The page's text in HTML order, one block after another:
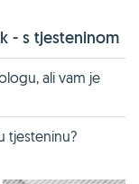
- s tjesteninom
ali vam je
tjesteninu?